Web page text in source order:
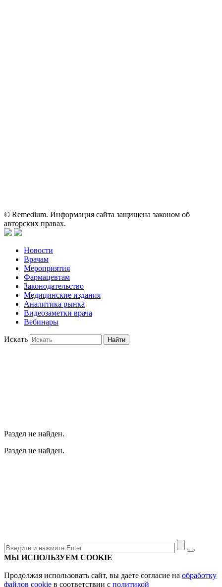
© Remedium. Информация сайта защищена законом об
авторских правах.
Новости
Врачам
Мероприятия
Фармацевтам
Законодательство
Медицинские издания
Аналитика рынка
Видеозаметки врача
Вебинары
Искать Найти
Раздел не найден.
Раздел не найден.
МЫ ИСПОЛЬЗУЕМ COOKIE
Продолжая использовать сайт, вы даете согласие на обработку
файлов cookie в соответствии с политикой